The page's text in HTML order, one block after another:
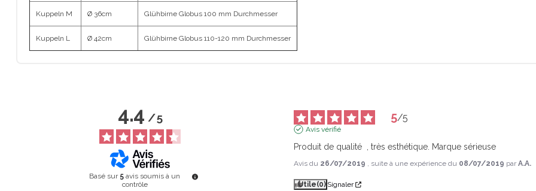
Kuppeln M Ø 36cm Glühbirne Globus 100 mm Durchmesser
Kuppeln L Ø 42cm Glühbirne Globus 110-120 mm Durchmesser
4.4/5
Basé sur 5 avis soumis à un
contrôle
5/5
Avis vérifié
Produit de qualité  , très esthétique. Marque sérieuse
Avis du 26/07/2019 , suite à une expérience du 08/07/2019 parA.A.
Utile(0) Signaler